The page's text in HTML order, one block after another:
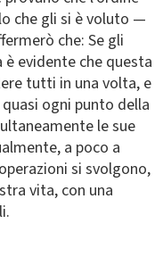
che gli si è voluto —
che: Se gli
evidente che questa
tutti in una volta, e
ogni punto della
le sue
a poco a
si svolgono,
vita, con una